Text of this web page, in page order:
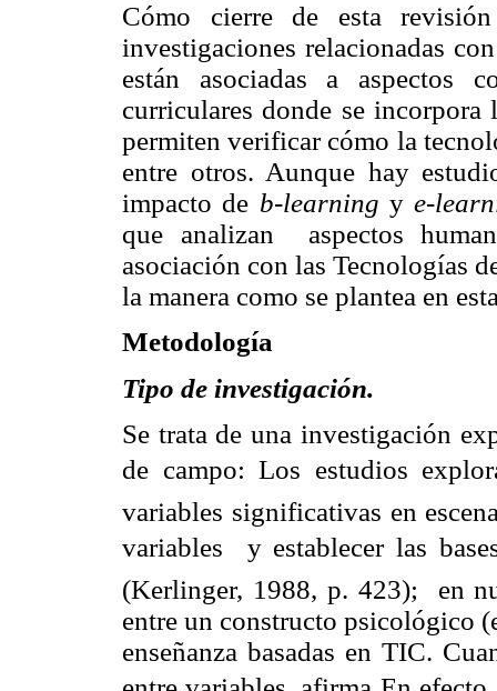
Cómo cierre de esta
investigaciones relacionadas
están asociadas a aspectos
curriculares donde se
permiten verificar cómo la
entre otros. Aunque hay
impacto de b-learning ye-
que analizan
aspectos
asociación con las Tecnologías
la manera como se plantea en
Metodología
Tipo de investigación.
Se trata de una investigación
de campo: Los estudios
variables significativas en
variables
y establecer las
(Kerlinger, 1988, p. 423);
en
entre un constructo psicológico
enseñanza basadas en TIC.